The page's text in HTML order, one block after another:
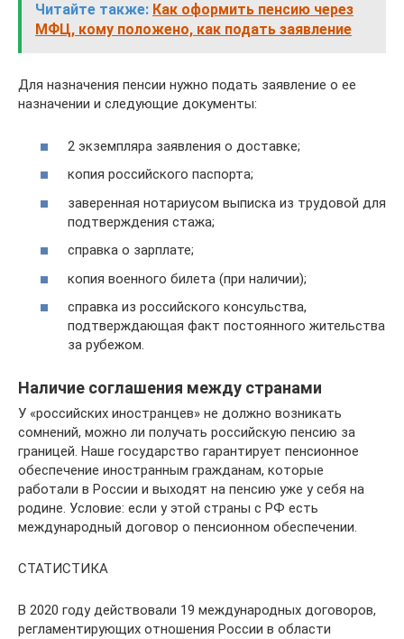
Читайте также: Как оформить пенсию через
МФЦ, кому положено, как подать заявление
Для назначения пенсии нужно подать заявление о ее
назначении и следующие документы:
2 экземпляра заявления о доставке;
копия российского паспорта;
заверенная нотариусом выписка из трудовой для
подтверждения стажа;
справка о зарплате;
копия военного билета (при наличии);
справка из российского консульства,
подтверждающая факт постоянного жительства
за рубежом.
Наличие соглашения между странами
У «российских иностранцев» не должно возникать
сомнений, можно ли получать российскую пенсию за
границей. Наше государство гарантирует пенсионное
обеспечение иностранным гражданам, которые
работали в России и выходят на пенсию уже у себя на
родине. Условие: если у этой страны с РФ есть
международный договор о пенсионном обеспечении.
СТАТИСТИКА
В 2020 году действовали 19 международных договоров,
регламентирующих отношения России в области